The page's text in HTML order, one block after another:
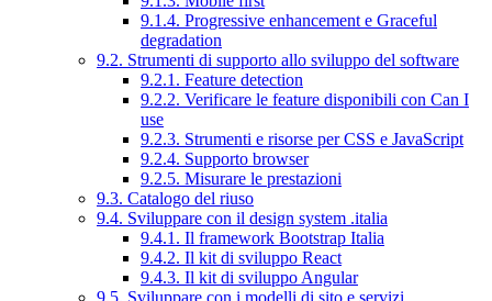
9.1.4. Progressive enhancement e Graceful
degradation
9.2. Strumenti di supporto allo sviluppo del software
9.2.1. Feature detection
9.2.2. Verificare le feature disponibili con Can I
use
9.2.3. Strumenti e risorse per CSS e JavaScript
9.2.4. Supporto browser
9.2.5. Misurare le prestazioni
9.3. Catalogo del riuso
9.4. Sviluppare con il design system .italia
9.4.1. Il framework Bootstrap Italia
9.4.2. Il kit di sviluppo React
9.4.3. Il kit di sviluppo Angular
9.5. Sviluppare con i modelli di sito e servizi